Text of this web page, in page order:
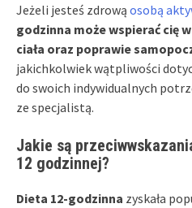
Jeżeli jesteś zdrową osobą
godzinna może wspierać cię
ciała oraz poprawie
jakichkolwiek wątpliwości
do swoich indywidualnych
ze specjalistą.
Jakie są
12 godzinnej?
Dieta 12-godzinna zyskała